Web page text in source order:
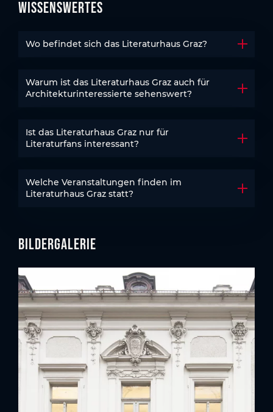
Wissenswertes
Wo befindet sich das Literaturhaus Graz?
Warum ist das Literaturhaus Graz auch für
Architekturinteressierte sehenswert?
Ist das Literaturhaus Graz nur für
Literaturfans interessant?
Welche Veranstaltungen finden im
Literaturhaus Graz statt?
Bildergalerie